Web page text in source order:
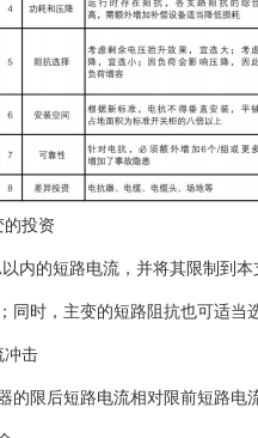
的投资
内的短路电流，并将其限制到
同时，主变的短路阻抗也可适当
冲击
的限后短路电流相对限前短路